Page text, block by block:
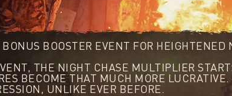
BONUS BOOSTER EVENT FOR
THE NIGHT CHASE MULTIPLIER
BECOME THAT MUCH MORE
UNLIKE EVER BEFORE.